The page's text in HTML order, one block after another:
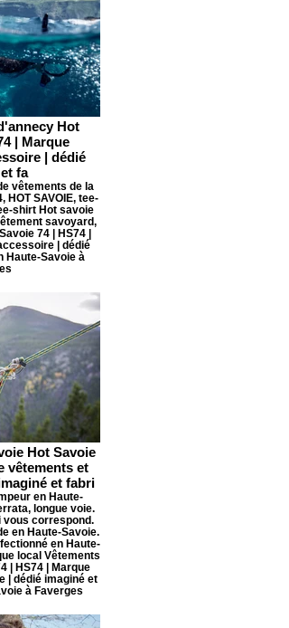
Hot
| Marque
| dédié
fa
vêtements de la
HOT SAVOIE, tee-
shirt Hot savoie
savoyard,
74 | HS74 |
| dédié
Haute-Savoie à
Hot Savoie
vêtements et
et fabri
en Haute-
longue voie.
vous correspond.
en Haute-Savoie.
en Haute-
local Vêtements
| HS74 | Marque
| dédié imaginé et
à Faverges